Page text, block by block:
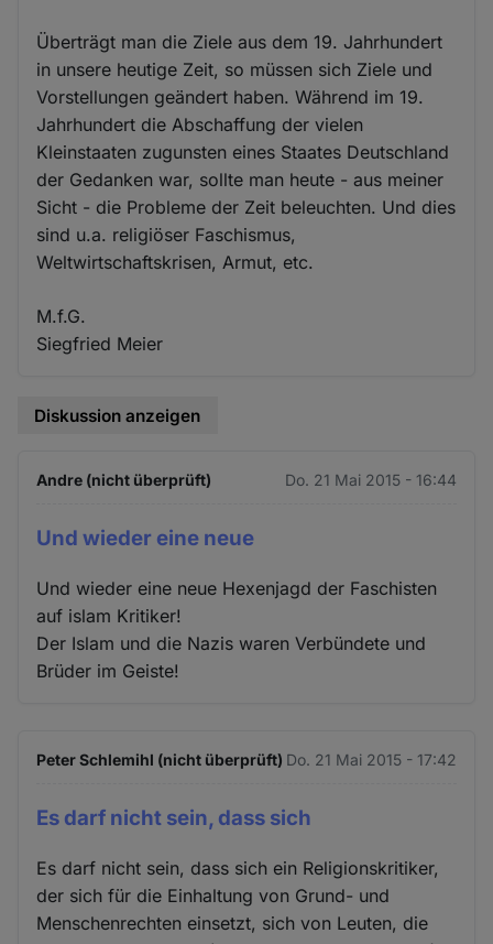
Überträgt man die Ziele aus dem 19. Jahrhundert
in unsere heutige Zeit, so müssen sich Ziele und
Vorstellungen geändert haben. Während im 19.
Jahrhundert die Abschaffung der vielen
Kleinstaaten zugunsten eines Staates Deutschland
der Gedanken war, sollte man heute - aus meiner
Sicht - die Probleme der Zeit beleuchten. Und dies
sind u.a. religiöser Faschismus,
Weltwirtschaftskrisen, Armut, etc.
M.f.G.
Siegfried Meier
Diskussion anzeigen
Andre (nicht überprüft) Do. 21 Mai 2015 - 16:44
Und wieder eine neue
Und wieder eine neue Hexenjagd der Faschisten
auf islam Kritiker!
Der Islam und die Nazis waren Verbündete und
Brüder im Geiste!
Peter Schlemihl (nicht überprüft) Do. 21 Mai 2015 - 17:42
Es darf nicht sein, dass sich
Es darf nicht sein, dass sich ein Religionskritiker,
der sich für die Einhaltung von Grund- und
Menschenrechten einsetzt, sich von Leuten, die